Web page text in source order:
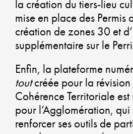
la création du tiers-lieu
mise en place des Permis
création de zones 30 et
supplémentaire sur le
Enfin, la plateforme
toutcréée pour la révision
Cohérence Territoriale
pour l’Agglomération,
renforcer ses outils de